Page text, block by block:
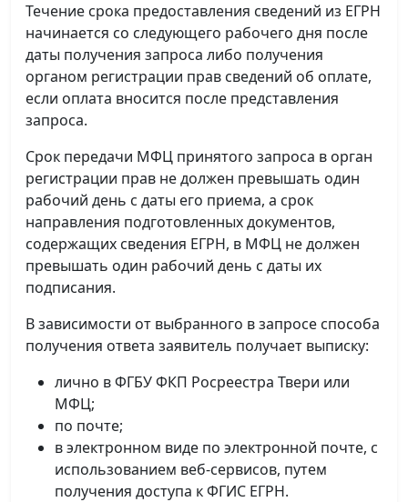
Течение срока предоставления сведений из ЕГРН
начинается со следующего рабочего дня после
даты получения запроса либо получения
органом регистрации прав сведений об оплате,
если оплата вносится после представления
запроса.
Срок передачи МФЦ принятого запроса в орган
регистрации прав не должен превышать один
рабочий день с даты его приема, а срок
направления подготовленных документов,
содержащих сведения ЕГРН, в МФЦ не должен
превышать один рабочий день с даты их
подписания.
В зависимости от выбранного в запросе способа
получения ответа заявитель получает выписку:
лично в ФГБУ ФКП Росреестра Твери или
МФЦ;
по почте;
в электронном виде по электронной почте, с
использованием веб-сервисов, путем
получения доступа к ФГИС ЕГРН.